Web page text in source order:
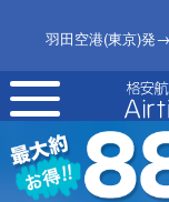
羽田空港(東京)発
toggle
navigation